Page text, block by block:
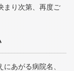
まり次第、再度ご
あがる病院名、